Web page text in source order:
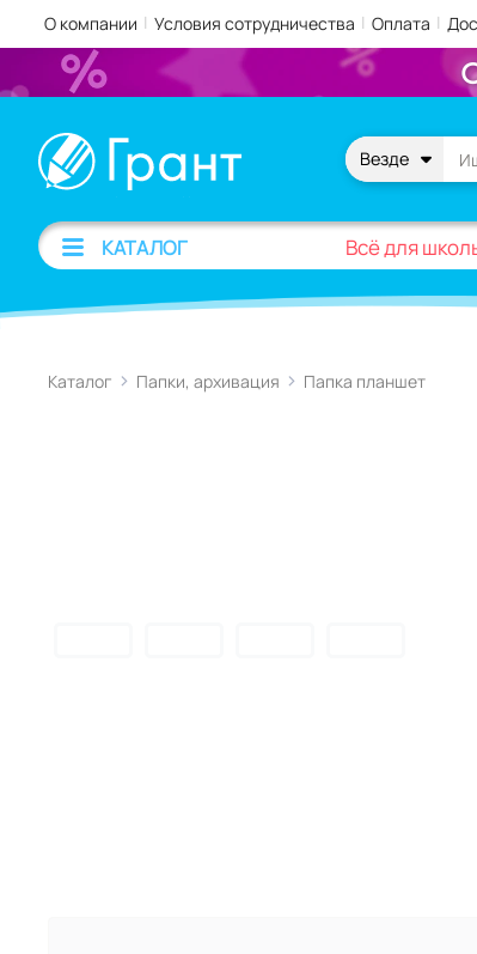
О компании | Условия сотрудничества | Оплата |
Везде
КАТАЛОГ Всё для
Каталог Папки, архивация Папка планшет